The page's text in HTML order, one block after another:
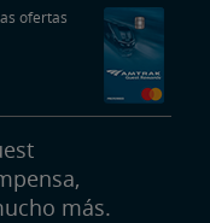
ofertas
más.